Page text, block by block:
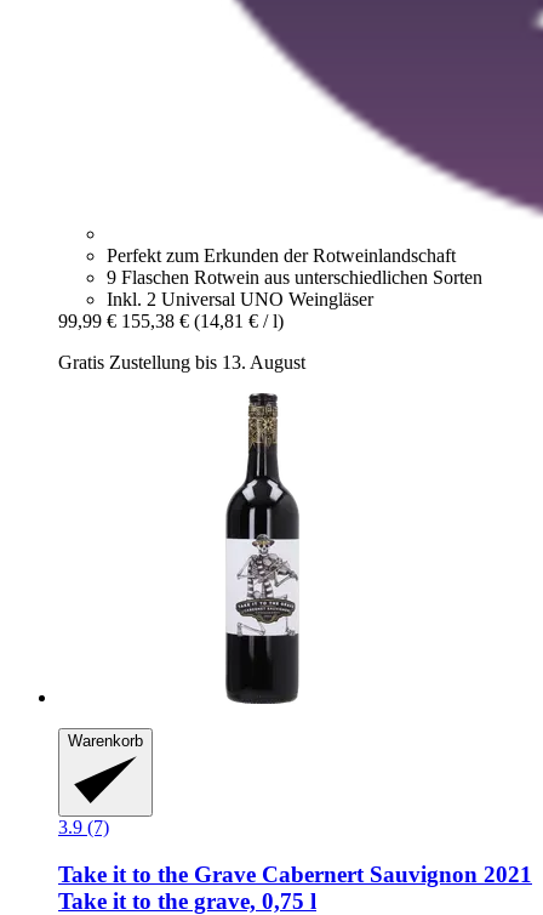
Perfekt zum Erkunden der Rotweinlandschaft
9 Flaschen Rotwein aus unterschiedlichen Sorten
Inkl. 2 Universal UNO Weingläser
99,99 € 155,38 € (14,81 € / l)
Gratis Zustellung bis 13. August
Warenkorb
3.9 (7)
Take it to the Grave Cabernert Sauvignon 2021
Take it to the grave, 0,75 l